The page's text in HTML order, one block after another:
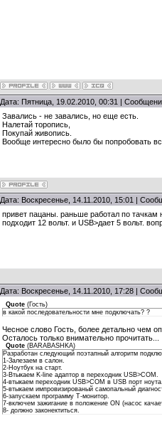
Дата: Пятница, 19.02.2010, 00:31 |
Завались - не завались, но еще есть.
Налетай торопись,
Покупай живопись.
Вообще интересно было бы попробовать
Дата: Воскресенье, 14.11.2010, 15:01 |
привет пацаны. раньше работал по тачкам
подходит 12 вольт. и USB>дает 5 вольт.
Дата: Воскресенье, 14.11.2010, 17:28 |
Quote (Гость)
в какой последовательности мне подключать? ?
Чесное слово Гость, более детально чем
Осталось только внимательно прочитать...
Quote (BARABASHKA)
Разработан следующий поэтапный алгоритм
1-Залезаем в салон.
2-Ноутбук на старт.
3-Втыкаем K-line адаптор в переходник USB>COM.
4-втыкаем переходник USB>COM в USB порт ноута.
5-втыкаем импровизированый самопальный
6-запускаем программу Т-монитор.
7-включем зажигание в положение ON (насос
8- должно законектиться.